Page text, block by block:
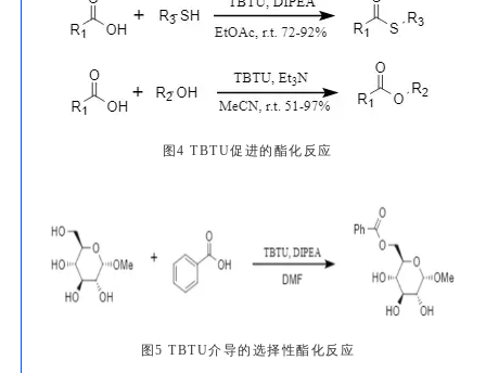
图4 TBTU促进的酯化反应
图5 TBTU介导的选择性酯化反应